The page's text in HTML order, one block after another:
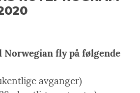
Norwegian fly på følgende
avganger)